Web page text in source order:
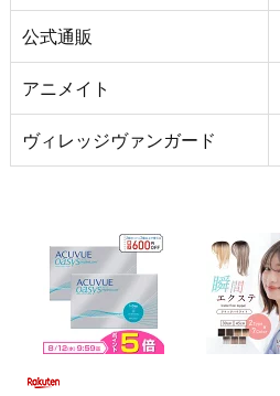
公式通販
アニメイト
ヴィレッジヴァンガード